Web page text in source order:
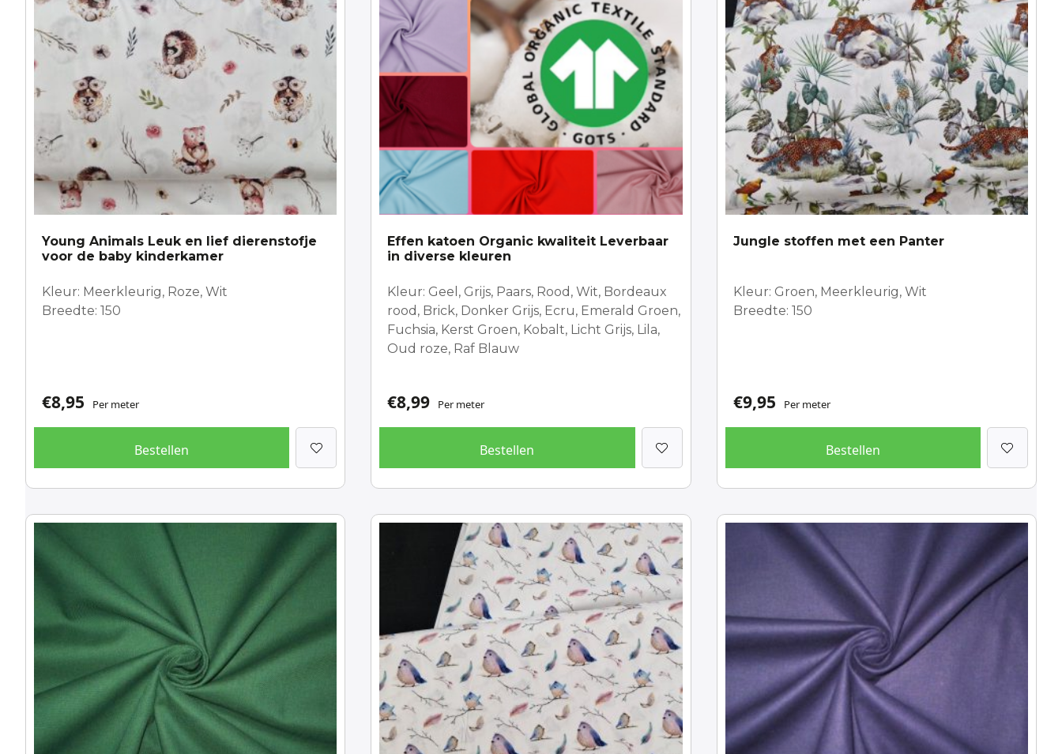
Young Animals Leuk en lief dierenstofje
voor de baby kinderkamer
Kleur: Meerkleurig, Roze, Wit
Breedte: 150
€8,95 Per meter
Bestellen
Effen katoen Organic kwaliteit Leverbaar
in diverse kleuren
Kleur: Geel, Grijs, Paars, Rood, Wit, Bordeaux
rood, Brick, Donker Grijs, Ecru, Emerald Groen,
Fuchsia, Kerst Groen, Kobalt, Licht Grijs, Lila,
Oud roze, Raf Blauw
€8,99 Per meter
Bestellen
Deze
optie
kan
gekozen
worden
op
de
productpagina
Jungle stoffen met een Panter
Kleur: Groen, Meerkleurig, Wit
Breedte: 150
€9,95 Per meter
Bestellen